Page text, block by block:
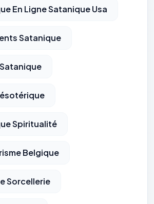
En Ligne Satanique Usa
Satanique
Spiritualité
Belgique
Sorcellerie